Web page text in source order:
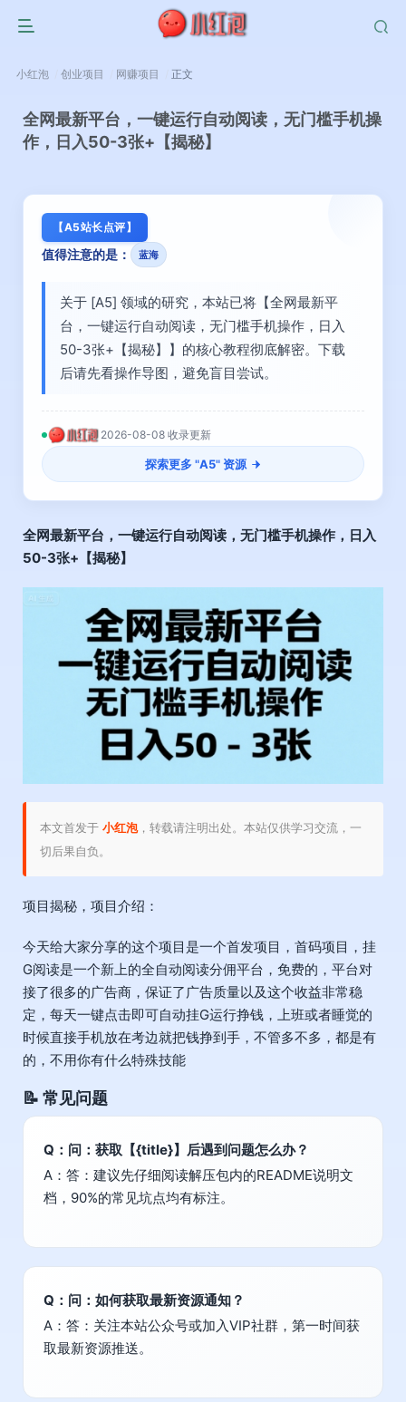
小红泡 创业项目 网赚项目 正文
全网最新平台，一键运行自动阅读，无门槛手机操
作，日入50-3张+【揭秘】
【A5站长点评】
值得注意的是： 蓝海
关于 [A5] 领域的研究，本站已将【全网最新平
台，一键运行自动阅读，无门槛手机操作，日入
50-3张+【揭秘】】的核心教程彻底解密。下载
后请先看操作导图，避免盲目尝试。
2026-08-08 收录更新
探索更多 "A5" 资源
全网最新平台，一键运行自动阅读，无门槛手机操作，日入
50-3张+【揭秘】
本文首发于 小红泡，转载请注明出处。本站仅供学习交流，一
切后果自负。
项目揭秘，项目介绍：
今天给大家分享的这个项目是一个首发项目，首码项目，挂
G阅读是一个新上的全自动阅读分佣平台，免费的，平台对
接了很多的广告商，保证了广告质量以及这个收益非常稳
定，每天一键点击即可自动挂G运行挣钱，上班或者睡觉的
时候直接手机放在考边就把钱挣到手，不管多不多，都是有
的，不用你有什么特殊技能
📝 常见问题
Q：问：获取【{title}】后遇到问题怎么办？
A：答：建议先仔细阅读解压包内的README说明文
档，90%的常见坑点均有标注。
Q：问：如何获取最新资源通知？
A：答：关注本站公众号或加入VIP社群，第一时间获
取最新资源推送。